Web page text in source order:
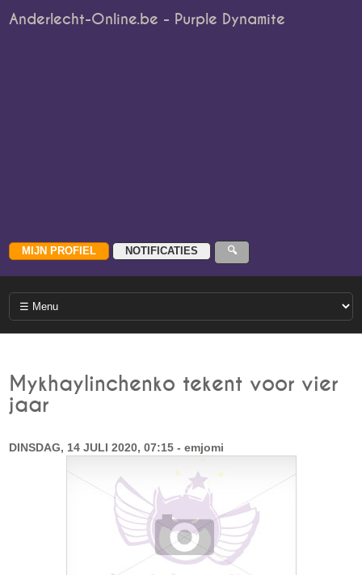
Anderlecht-Online.be - Purple Dynamite
Mykhaylinchenko tekent voor vier
jaar
DINSDAG, 14 JULI 2020, 07:15 - emjomi